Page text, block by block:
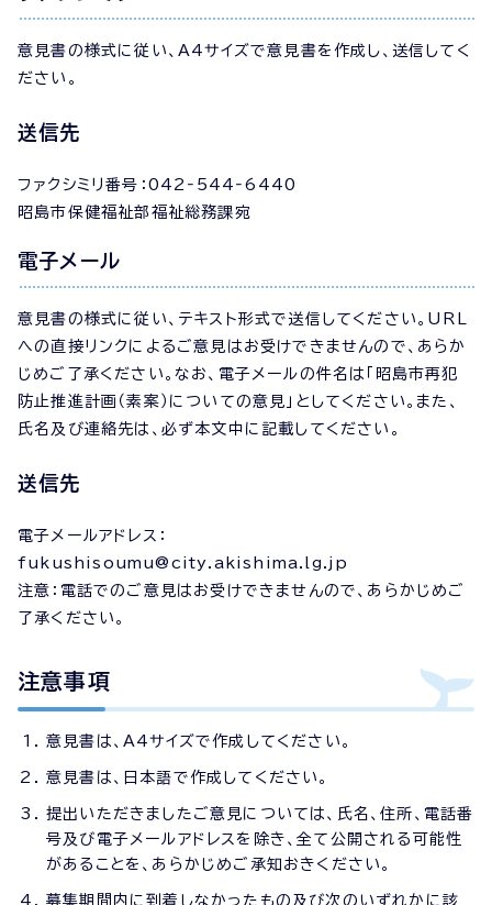
意見書の様式に従い、A4サイズで意見書を作成し、送信してく
ださい。
送信先
ファクシミリ番号：042‐544‐6440
昭島市保健福祉部福祉総務課宛
電子メール
意見書の様式に従い、テキスト形式で送信してください。URL
への直接リンクによるご意見はお受けできませんので、あらか
じめご了承ください。なお、電子メールの件名は「昭島市再犯
防止推進計画（素案）についての意見」としてください。また、
氏名及び連絡先は、必ず本文中に記載してください。
送信先
電子メールアドレス：
fukushisoumu@city.akishima.lg.jp
注意：電話でのご意見はお受けできませんので、あらかじめご
了承ください。
注意事項
意見書は、A4サイズで作成してください。
意見書は、日本語で作成してください。
提出いただきましたご意見については、氏名、住所、電話番
号及び電子メールアドレスを除き、全て公開される可能性
があることを、あらかじめご承知おきください。
募集期間内に到着しなかったもの及び次のいずれかに該